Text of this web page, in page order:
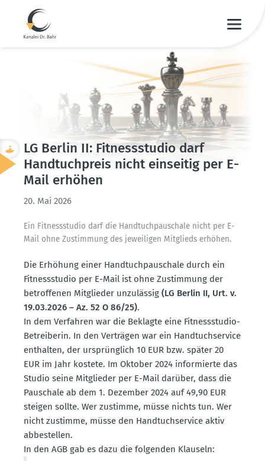
LG Berlin II: Fitness­studio darf
Handtuch­preis nicht einseitig per E-
Mail erhöhen
20. Mai 2026
Ein Fitness­studio darf die Handtuch­pau­schale nicht per E-
Mail ohne Zustimmung des jewei­ligen Mitglieds erhöhen.
Die Erhöhung einer Handtuch­pau­schale durch ein
Fitness­studio per E-Mail ist ohne Zustimmung der
betrof­fenen Mitglieder unzulässig (LG Berlin II, Urt. v.
19.03.2026 – Az. 52 O 86/25).
In dem Verfahren war die Beklagte eine Fitness­studio-
Betrei­berin. In den Verträgen war ein Handtuch­service
enthalten, der ursprünglich 10 EUR bzw. später 20
EUR im Jahr kostete. Im Oktober 2024 infor­mierte das
Studio seine Mitglieder per E-Mail darüber, dass die
Pauschale ab dem 1. Dezember 2024 auf 49,90 EUR
steigen sollte. Wer zustimme, müsse nichts tun. Wer
nicht zustimme, müsse den Handtuch­service aktiv
abbestellen.
In den AGB gab es dazu die folgenden Klauseln: